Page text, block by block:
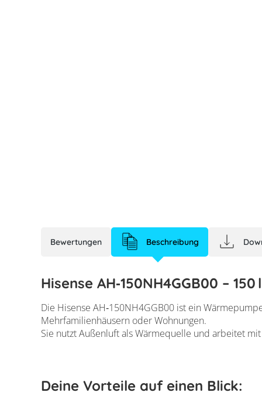
Bewertungen Beschreibung
Hisense AH‑150NH4GGB00 –
Die Hisense AH‑150NH4GGB00 ist ein
Mehrfamilienhäusern oder Wohnungen.
Sie nutzt Außenluft als Wärmequelle und arbeitet
Deine Vorteile auf einen Blick: